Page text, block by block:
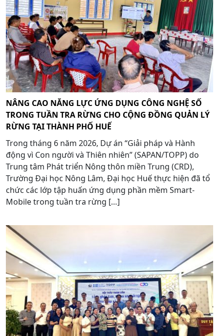
NÂNG CAO NĂNG LỰC ỨNG DỤNG CÔNG NGHỆ SỐ
TRONG TUẦN TRA RỪNG CHO CỘNG ĐỒNG QUẢN LÝ
RỪNG TẠI THÀNH PHỐ HUẾ
Trong tháng 6 năm 2026, Dự án “Giải pháp và Hành
động vì Con người và Thiên nhiên” (SAPAN/TOPP) do
Trung tâm Phát triển Nông thôn miền Trung (CRD),
Trường Đại học Nông Lâm, Đại học Huế thực hiện đã tổ
chức các lớp tập huấn ứng dụng phần mềm Smart-
Mobile trong tuần tra rừng […]